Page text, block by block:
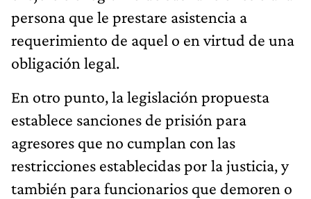
persona que le prestare asistencia a
requerimiento de aquel o en virtud de una
obligación legal.
En otro punto, la legislación propuesta
establece sanciones de prisión para
agresores que no cumplan con las
restricciones establecidas por la justicia, y
también para funcionarios que demoren o